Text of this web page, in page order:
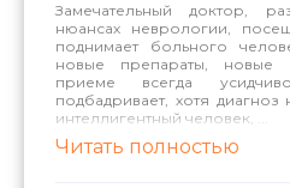
Замечательный доктор,
нюансах неврологии,
поднимает больного
новые препараты, новые
приеме всегда
подбадривает, хотя
интеллигентный человек,
Читать полностью